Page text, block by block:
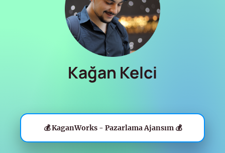
Kağan Kelci
💰 KaganWorks - Pazarlama Ajansım 💰